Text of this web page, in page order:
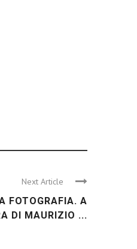
Next Article
FOTOGRAFIA. A
DI MAURIZIO ...